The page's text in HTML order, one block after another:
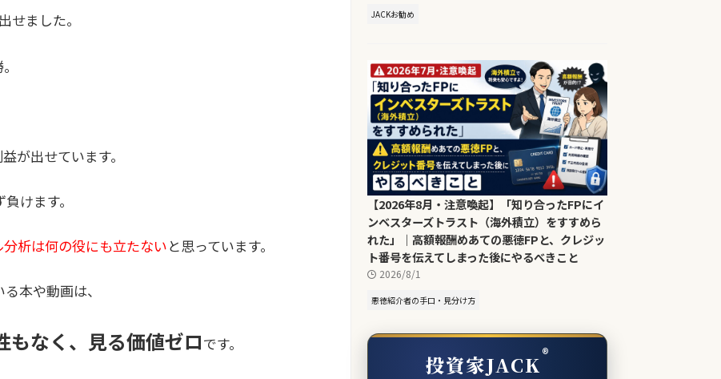
せました。
が出せています。
けます。
析は何の役にも立たないと思っています。
本や動画は、
もなく、見る価値ゼロです。
JACKお勧め
【2026年8月・注意喚起】「知り合ったFPにイ
ンベスターズトラスト（海外積立）をすすめら
れた」｜高額報酬めあての悪徳FPと、クレジッ
ト番号を伝えてしまった後にやるべきこと
2026/8/1
悪徳紹介者の手口・見分け方
投資家JACK®